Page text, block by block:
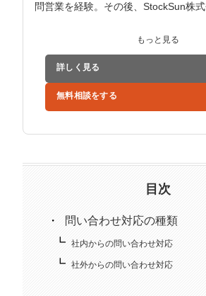
問営業を経験。その後、StockSun株式
インサイドセールス立ち上げ、テレア
ど営業支援を担当。
学生時代からに代表岩野の社長秘書と
3社の事業責任者も務めており、Web
趣味はキックボクシング。アマチュ
もっと見る
詳しく見る
無料相談をする
目次
問い合わせ対応の種類
社内からの問い合わせ対応
社外からの問い合わせ対応